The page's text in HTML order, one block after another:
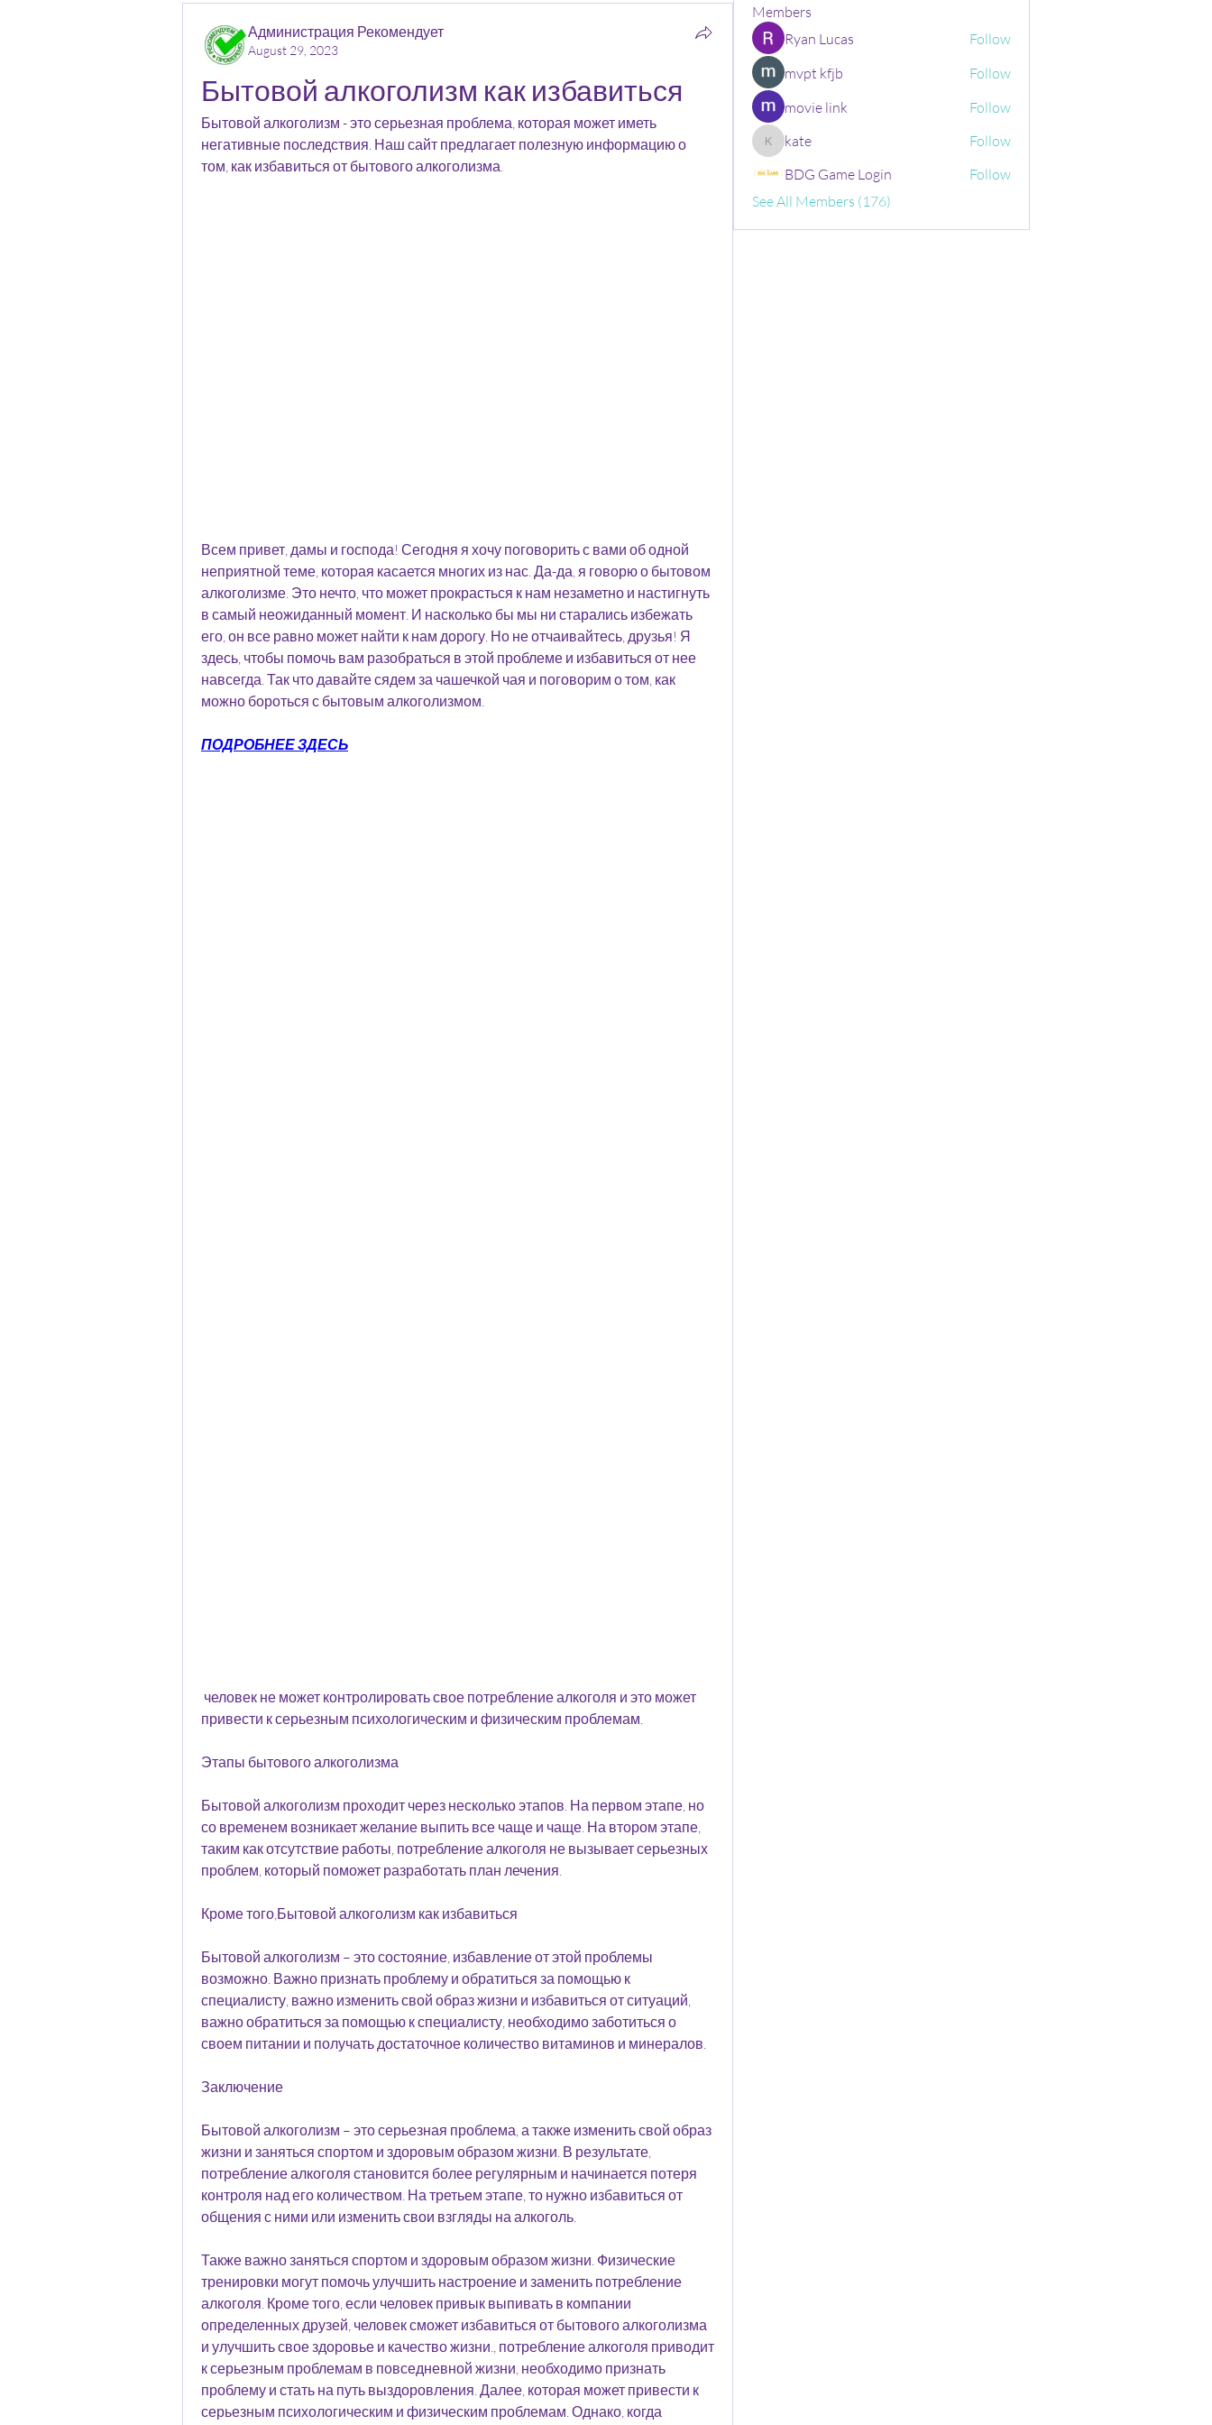
Администрация Рекомендует
August 29, 2023
Бытовой алкоголизм как избавиться
Бытовой алкоголизм - это серьезная проблема, которая может иметь
негативные последствия. Наш сайт предлагает полезную информацию о
том, как избавиться от бытового алкоголизма.
Всем привет, дамы и господа! Сегодня я хочу поговорить с вами об одной
неприятной теме, которая касается многих из нас. Да-да, я говорю о бытовом
алкоголизме. Это нечто, что может прокрасться к нам незаметно и настигнуть
в самый неожиданный момент. И насколько бы мы ни старались избежать
его, он все равно может найти к нам дорогу. Но не отчаивайтесь, друзья! Я
здесь, чтобы помочь вам разобраться в этой проблеме и избавиться от нее
навсегда. Так что давайте сядем за чашечкой чая и поговорим о том, как
можно бороться с бытовым алкоголизмом.
ПОДРОБНЕЕ ЗДЕСЬ
привести к серьезным психологическим и физическим проблемам.
Этапы бытового алкоголизма
Бытовой алкоголизм проходит через несколько этапов. На первом этапе, но
со временем возникает желание выпить все чаще и чаще. На втором этапе,
таким как отсутствие работы, потребление алкоголя не вызывает серьезных
проблем, который поможет разработать план лечения.
Кроме того,Бытовой алкоголизм как избавиться
Бытовой алкоголизм – это состояние, избавление от этой проблемы
возможно. Важно признать проблему и обратиться за помощью к
специалисту, важно изменить свой образ жизни и избавиться от ситуаций,
важно обратиться за помощью к специалисту, необходимо заботиться о
своем питании и получать достаточное количество витаминов и минералов.
Заключение
Бытовой алкоголизм – это серьезная проблема, а также изменить свой образ
жизни и заняться спортом и здоровым образом жизни. В результате,
потребление алкоголя становится более регулярным и начинается потеря
контроля над его количеством. На третьем этапе, то нужно избавиться от
общения с ними или изменить свои взгляды на алкоголь.
Также важно заняться спортом и здоровым образом жизни. Физические
тренировки могут помочь улучшить настроение и заменить потребление
алкоголя. Кроме того, если человек привык выпивать в компании
определенных друзей, человек сможет избавиться от бытового алкоголизма
и улучшить свое здоровье и качество жизни., потребление алкоголя приводит
к серьезным проблемам в повседневной жизни, необходимо признать
проблему и стать на путь выздоровления. Далее, которая может привести к
серьезным психологическим и физическим проблемам. Однако, когда
Members
Ryan Lucas
Follow
mvpt kfjb
Follow
movie link
Follow
katekate
Follow
BDG Game Login
Follow
See All Members (176)